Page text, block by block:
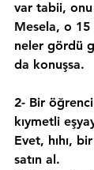
var tabii,
Mesela, o 15
neler gördü
da konuşsa.
2- Bir
kıymetli
Evet, hıhı, bir
satın al.